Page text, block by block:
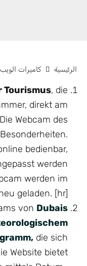
الرئيسية كاميرات الويب
Tourismus, die
direkt am
Webcam des
bedienbar,
werden
werden im
geladen. [hr]
von Dubais
die sich
Website bietet